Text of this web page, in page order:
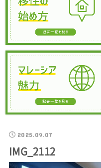
2025.09.07
IMG_2112